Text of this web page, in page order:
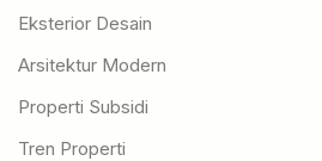
Eksterior Desain
Arsitektur Modern
Properti Subsidi
Tren Properti